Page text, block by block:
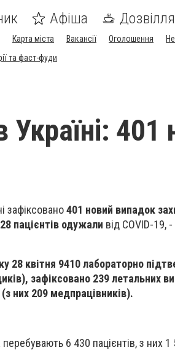
Афіша Дозвілля
Карта міста Вакансії Оголошення
та фаст-фуди
Україні: 401
зафіксовано401 новий випадок
пацієнтів одужали від COVID-19,
28 квітня 9410 лабораторно
зафіксовано 239 летальних
них 209 медпрацівників).
6 430 пацієнтів, з них 1